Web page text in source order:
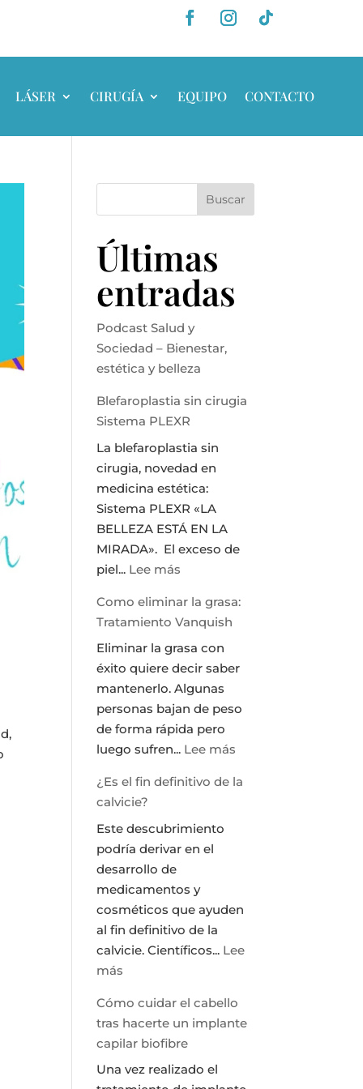
LÁSER CIRUGÍA EQUIPO CONTACTO
Buscar
Últimas
entradas
Podcast Salud y
Sociedad – Bienestar,
estética y belleza
Blefaroplastia sin cirugia
Sistema PLEXR
La blefaroplastia sin
cirugia, novedad en
medicina estética:
Sistema PLEXR «LA
BELLEZA ESTÁ EN LA
MIRADA». El exceso de
piel... Lee más
sin
cirugia
Sistema
PLEXR
Como eliminar la grasa:
Tratamiento Vanquish
Eliminar la grasa con
éxito quiere decir saber
mantenerlo. Algunas
personas bajan de peso
de forma rápida pero
luego sufren... Lee más
eliminar
¿Es el fin definitivo de la
calvicie?
Este descubrimiento
podría derivar en el
desarrollo de
medicamentos y
cosméticos que ayuden
al fin definitivo de la
calvicie. Científicos... Lee
más
el
fin
definitivo
de
Cómo cuidar el cabello
tras hacerte un implante
capilar biofibre
Una vez realizado el